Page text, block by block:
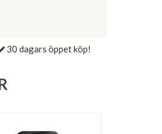
30 dagars öppet köp!